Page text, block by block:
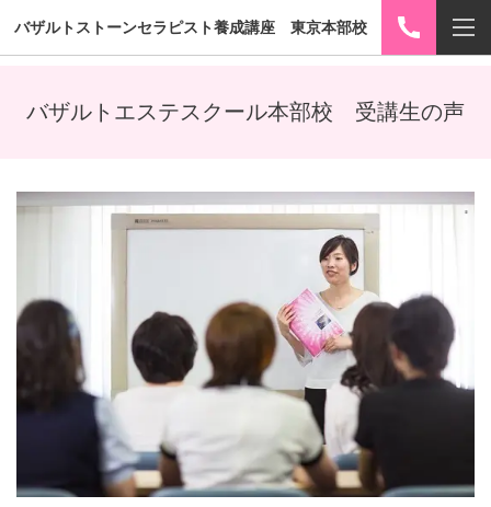
バザルトストーンセラピスト養成講座 東京本部校
バザルトエステスクール本部校 受講生の声